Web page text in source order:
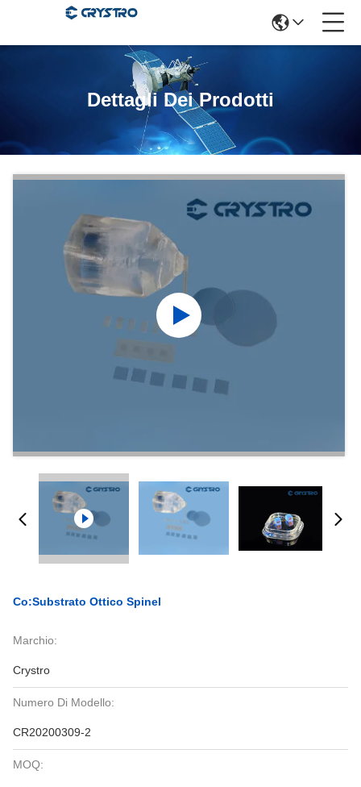
Dettagli Dei Prodotti
Co:Substrato Ottico Spinel
Marchio:
Crystro
Numero Di Modello:
CR20200309-2
MOQ: